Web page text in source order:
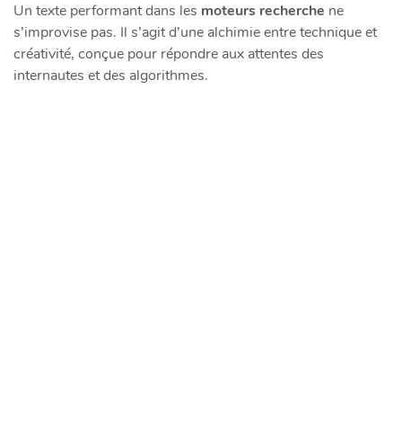
Un texte performant dans les moteurs recherche ne
s’improvise pas. Il s’agit d’une alchimie entre technique et
créativité, conçue pour répondre aux attentes des
internautes et des algorithmes.